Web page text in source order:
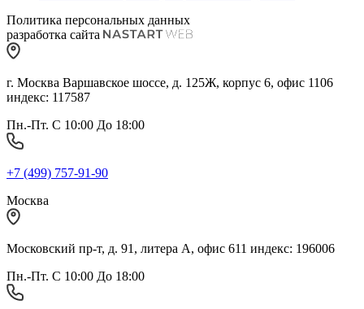
Политика персональных данных
разработка сайта
г. Москва Варшавское шоссе, д. 125Ж, корпус 6, офис 1106
индекс: 117587
Пн.-Пт. С 10:00 До 18:00
+7 (499) 757-91-90
Москва
Московский пр-т, д. 91, литера А, офис 611 индекс: 196006
Пн.-Пт. С 10:00 До 18:00